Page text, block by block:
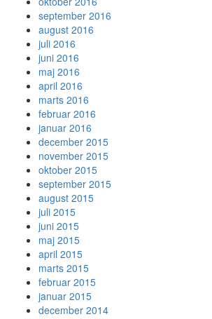
september 2016
august 2016
juli 2016
juni 2016
maj 2016
april 2016
marts 2016
februar 2016
januar 2016
december 2015
november 2015
oktober 2015
september 2015
august 2015
juli 2015
juni 2015
maj 2015
april 2015
marts 2015
februar 2015
januar 2015
december 2014